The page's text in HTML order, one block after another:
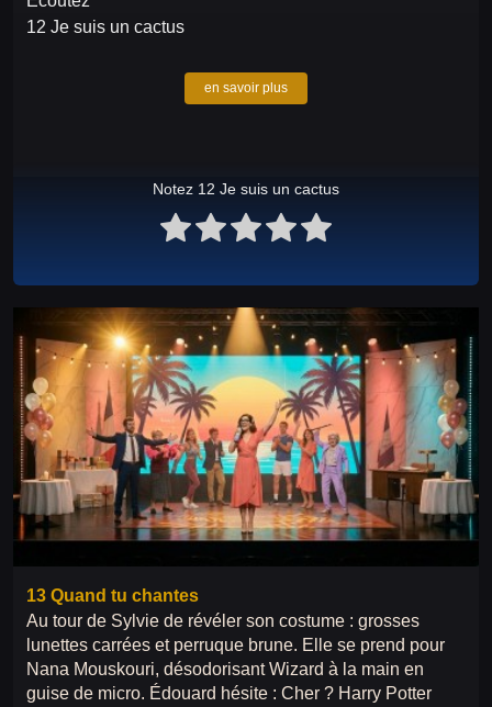
12 Je suis un cactus
en savoir plus
Notez 12 Je suis un cactus
13 Quand tu chantes
Au tour de Sylvie de révéler son costume : grosses
lunettes carrées et perruque brune. Elle se prend pour
Nana Mouskouri, désodorisant Wizard à la main en
guise de micro. Édouard hésite : Cher ? Harry Potter